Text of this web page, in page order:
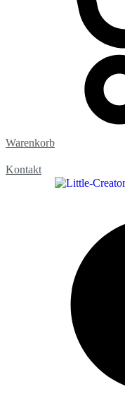
Warenkorb
Kontakt